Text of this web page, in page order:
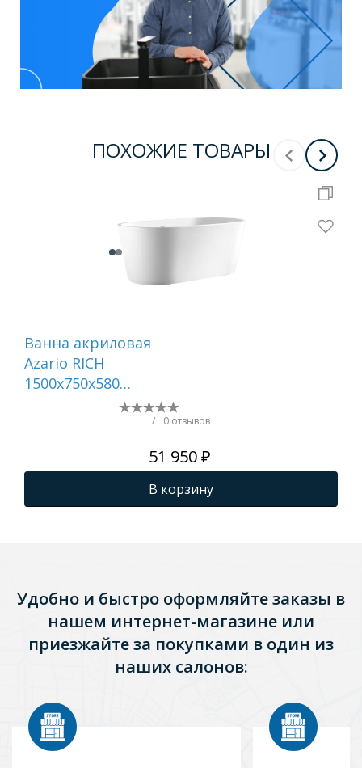
ПОХОЖИЕ ТОВАРЫ
Ванна акриловая
Azario RICH
1500x750x580
отдельностоящая, в
комплекте с сифоном
рамой, цвет белый
/ 0 отзывов
51 950 ₽
В корзину
Удобно и быстро оформляйте заказы в
нашем интернет-магазине или
приезжайте за покупками в один из
наших салонов: